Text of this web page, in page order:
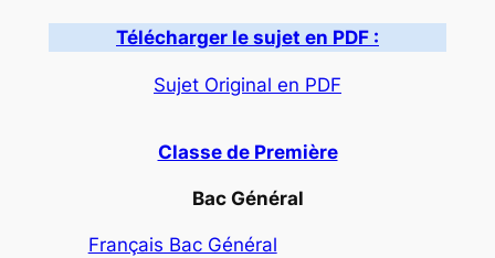
Télécharger le sujet en PDF :
Sujet Original en PDF
Classe de Première
Bac Général
Français Bac Général